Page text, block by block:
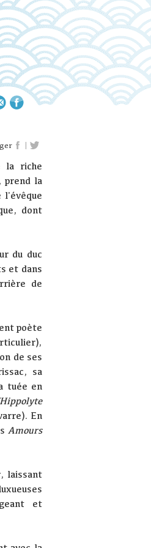
|
la riche
prend la
l'évêque
dont
du duc
et dans
de
poète
de ses
sa
tuée en
En
Amours
laissant
et